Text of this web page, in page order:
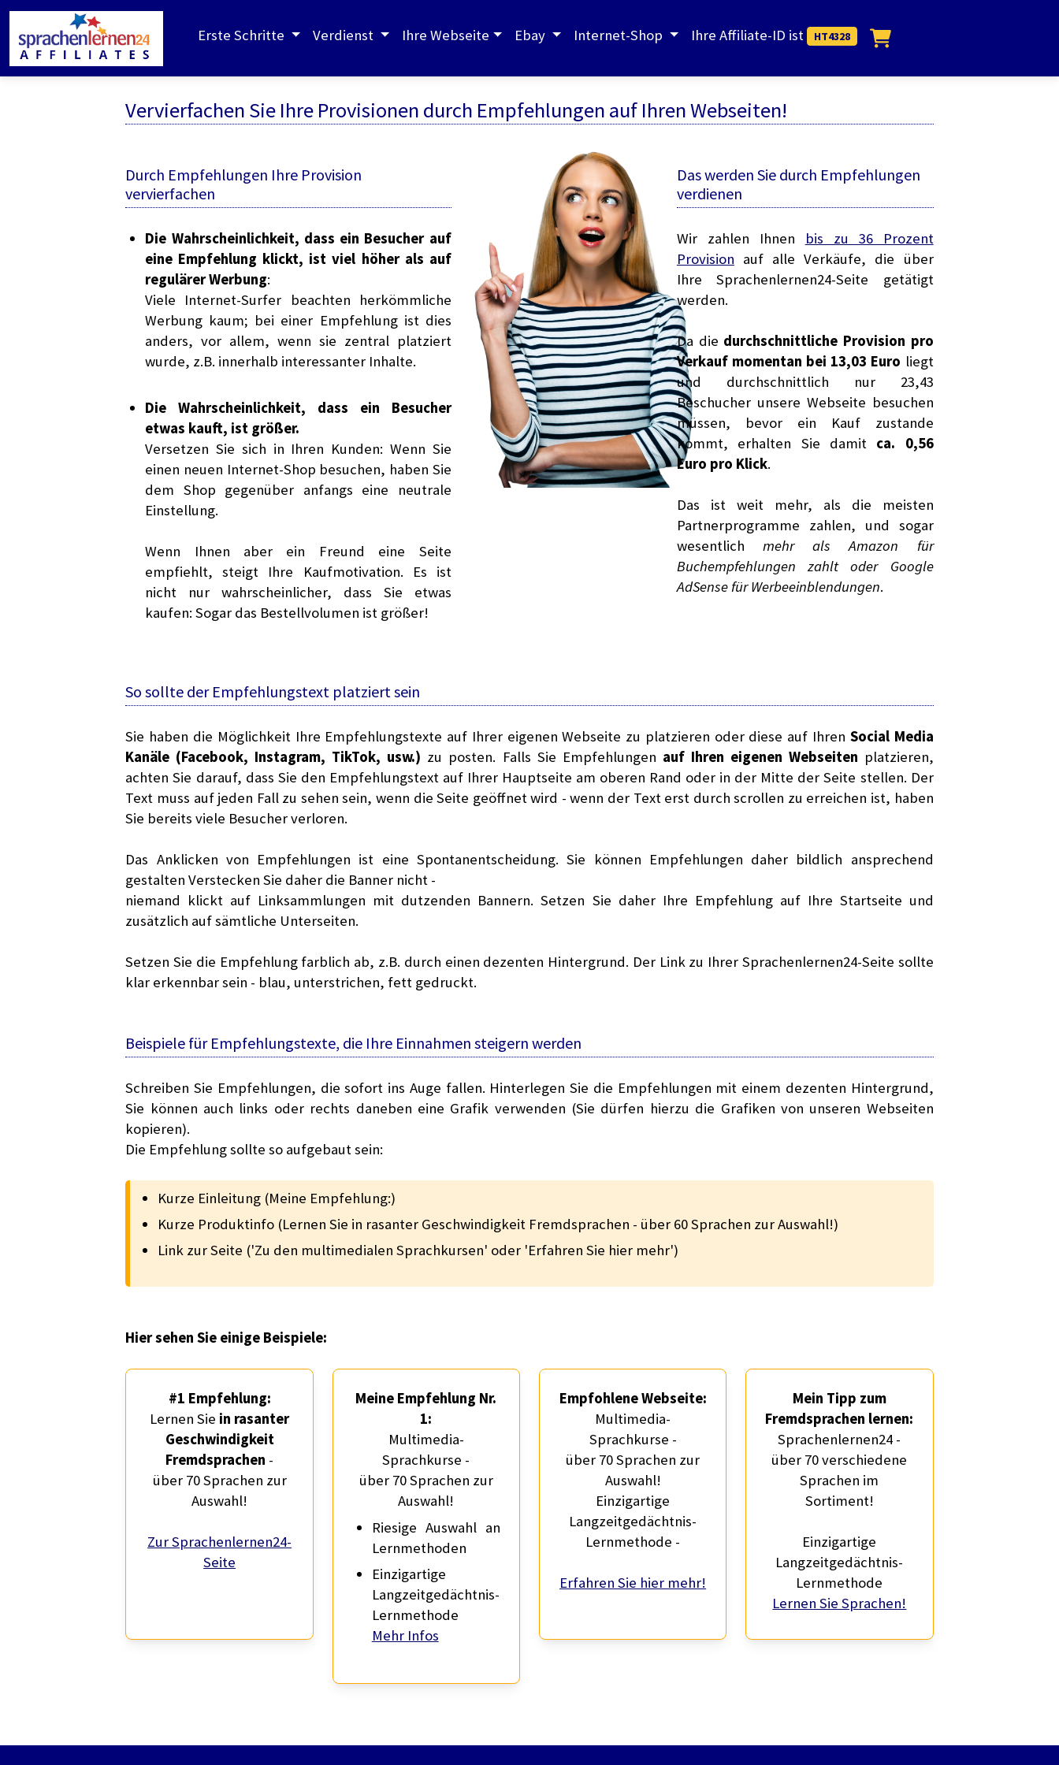
Erste Schritte Verdienst Ihre Webseite Ebay Internet-Shop Ihre Affiliate-ID ist HT4328
Vervierfachen Sie Ihre Provisionen durch Empfehlungen auf Ihren Webseiten!
Durch Empfehlungen Ihre Provision
vervierfachen
Die Wahrscheinlichkeit, dass ein Besucher auf
eine Empfehlung klickt, ist viel höher als auf
regulärer Werbung:
Viele Internet-Surfer beachten herkömmliche
Werbung kaum; bei einer Empfehlung ist dies
anders, vor allem, wenn sie zentral platziert
wurde, z.B. innerhalb interessanter Inhalte.
Die Wahrscheinlichkeit, dass ein Besucher
etwas kauft, ist größer.
Versetzen Sie sich in Ihren Kunden: Wenn Sie
einen neuen Internet-Shop besuchen, haben Sie
dem Shop gegenüber anfangs eine neutrale
Einstellung.
Wenn Ihnen aber ein Freund eine Seite
empfiehlt, steigt Ihre Kaufmotivation. Es ist
nicht nur wahrscheinlicher, dass Sie etwas
kaufen: Sogar das Bestellvolumen ist größer!
Das werden Sie durch Empfehlungen
verdienen
Wir zahlen Ihnen bis zu 36 Prozent
Provision auf alle Verkäufe, die über
Ihre Sprachenlernen24-Seite getätigt
werden.
Da die durchschnittliche Provision pro
Verkauf momentan bei 13,03 Euro liegt
und durchschnittlich nur 23,43
Beschucher unsere Webseite besuchen
müssen, bevor ein Kauf zustande
kommt, erhalten Sie damit ca. 0,56
Euro pro Klick.
Das ist weit mehr, als die meisten
Partnerprogramme zahlen, und sogar
wesentlichmehr als Amazon für
Buchempfehlungen zahlt oder Google
AdSense für Werbeeinblendungen.
So sollte der Empfehlungstext platziert sein
Sie haben die Möglichkeit Ihre Empfehlungstexte auf Ihrer eigenen Webseite zu platzieren oder diese auf Ihren Social Media
Kanäle (Facebook, Instagram, TikTok, usw.) zu posten. Falls Sie Empfehlungen auf Ihren eigenen Webseiten platzieren,
achten Sie darauf, dass Sie den Empfehlungstext auf Ihrer Hauptseite am oberen Rand oder in der Mitte der Seite stellen. Der
Text muss auf jeden Fall zu sehen sein, wenn die Seite geöffnet wird - wenn der Text erst durch scrollen zu erreichen ist, haben
Sie bereits viele Besucher verloren.
Das Anklicken von Empfehlungen ist eine Spontanentscheidung. Sie können Empfehlungen daher bildlich ansprechend
gestalten Verstecken Sie daher die Banner nicht -
niemand klickt auf Linksammlungen mit dutzenden Bannern. Setzen Sie daher Ihre Empfehlung auf Ihre Startseite und
zusätzlich auf sämtliche Unterseiten.
Setzen Sie die Empfehlung farblich ab, z.B. durch einen dezenten Hintergrund. Der Link zu Ihrer Sprachenlernen24-Seite sollte
klar erkennbar sein - blau, unterstrichen, fett gedruckt.
Beispiele für Empfehlungstexte, die Ihre Einnahmen steigern werden
Schreiben Sie Empfehlungen, die sofort ins Auge fallen. Hinterlegen Sie die Empfehlungen mit einem dezenten Hintergrund,
Sie können auch links oder rechts daneben eine Grafik verwenden (Sie dürfen hierzu die Grafiken von unseren Webseiten
kopieren).
Die Empfehlung sollte so aufgebaut sein:
Kurze Einleitung (Meine Empfehlung:)
Kurze Produktinfo (Lernen Sie in rasanter Geschwindigkeit Fremdsprachen - über 60 Sprachen zur Auswahl!)
Link zur Seite ('Zu den multimedialen Sprachkursen' oder 'Erfahren Sie hier mehr')
Hier sehen Sie einige Beispiele:
#1 Empfehlung:
Lernen Sie in rasanter
Geschwindigkeit
Fremdsprachen -
über 70 Sprachen zur
Auswahl!
Zur Sprachenlernen24-
Seite
Meine Empfehlung Nr.
1:
Multimedia-
Sprachkurse -
über 70 Sprachen zur
Auswahl!
Riesige Auswahl an
Lernmethoden
Einzigartige
Langzeitgedächtnis-
Lernmethode
Mehr Infos
Empfohlene Webseite:
Multimedia-
Sprachkurse -
über 70 Sprachen zur
Auswahl!
Einzigartige
Langzeitgedächtnis-
Lernmethode -
Erfahren Sie hier mehr!
Mein Tipp zum
Fremdsprachen lernen:
Sprachenlernen24 -
über 70 verschiedene
Sprachen im
Sortiment!
Einzigartige
Langzeitgedächtnis-
Lernmethode
Lernen Sie Sprachen!